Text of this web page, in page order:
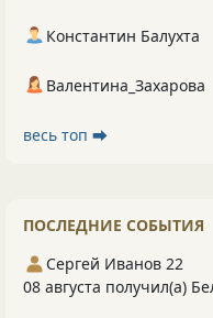
Константин Балухта
Валентина_Захарова
весь топ ⮕
ПОСЛЕДНИЕ СОБЫТИЯ
Сергей Иванов 22
08 августа получил(а)